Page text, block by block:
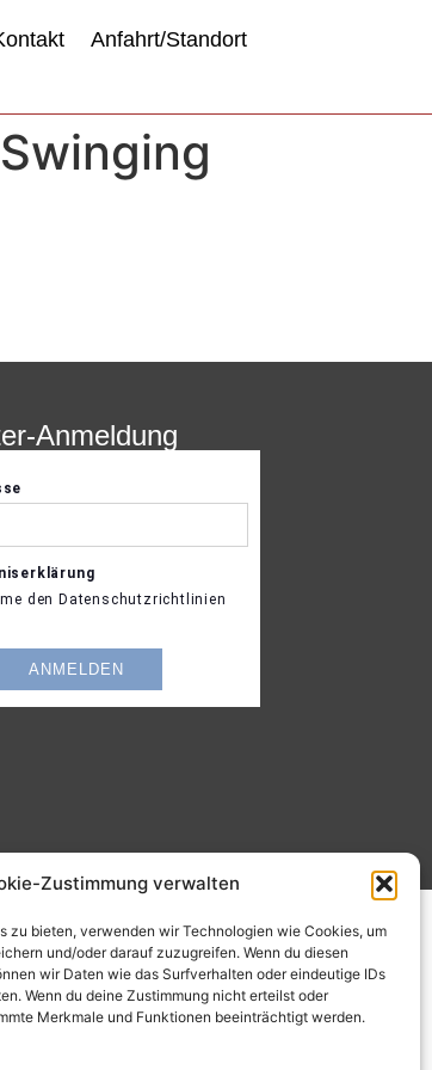
Zustimmung verwalten
zu bieten, verwenden wir Technologien wie Cookies, um
und/oder darauf zuzugreifen. Wenn du diesen
wir Daten wie das Surfverhalten oder eindeutige IDs
Wenn du deine Zustimmung nicht erteilst oder
Merkmale und Funktionen beeinträchtigt werden.
Anfahrt/Standort
Anmeldung